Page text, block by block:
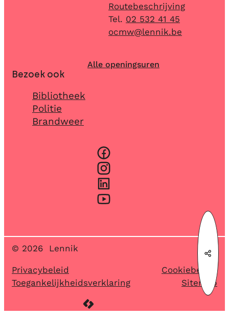
Routebeschrijving
02 532 41 45
E-mailocmw@lennik.be
Alle openingsuren
Bezoek ook
Bibliotheek
Politie
Brandweer
© 2026 Lennik
Privacybeleid
Cookiebeleid
Toegankelijkheidsverklaring
Sitemap